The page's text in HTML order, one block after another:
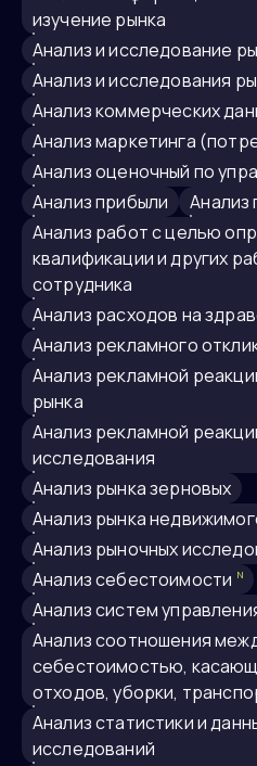
изучение рынка
анализ и исследование
анализ и исследования
анализ коммерческих
анализ маркетинга
анализ оценочный по
анализ прибыли
Анализ работ с целью определения
квалификации и других
сотрудника
Анализ расходов на
анализ рекламного
анализ рекламной реакции и исследования
рынка
анализ рекламной реакции и маркетинговые
исследования
Анализ рынка зерновых
Анализ рынка
Анализ рыночных
анализ себестоимости N
анализ систем
анализ соотношения между ценой и
себестоимостью,
отходов, уборки,
анализ статистики и данных маркетинговых
исследований